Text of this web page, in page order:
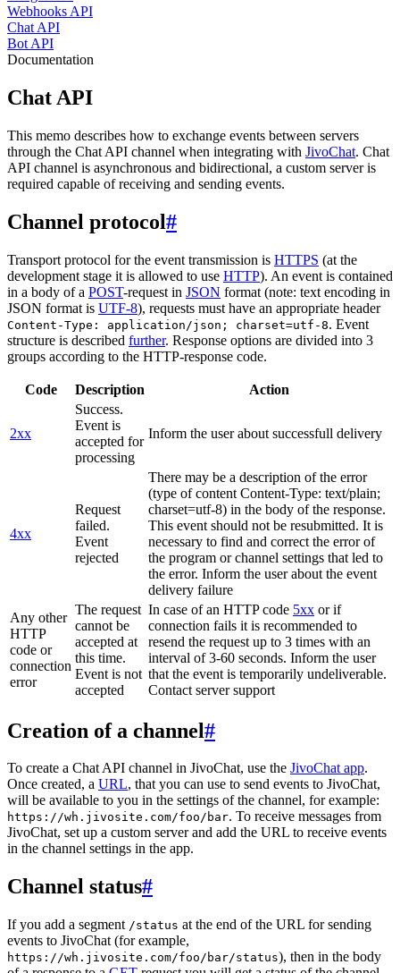
Webhooks API
Chat API
Bot API
Documentation
Chat API
This memo describes how to exchange events between servers
through the Chat API channel when integrating with JivoChat. Chat
API channel is asynchronous and bidirectional, a custom server is
required capable of receiving and sending events.
Channel protocol#
Transport protocol for the event transmission is HTTPS (at the
development stage it is allowed to use HTTP). An event is contained
in a body of a POST-request in JSON format (note: text encoding in
JSON format is UTF-8), requests must have an appropriate header
Content-Type: application/json; charset=utf-8. Event
structure is described further. Response options are divided into 3
groups according to the HTTP-response code.
Code Description Action
2xx
Success.
Event is
accepted for
processing
Inform the user about successfull delivery
4xx
Request
failed.
Event
rejected
There may be a description of the error
(type of content Content-Type: text/plain;
charset=utf-8) in the body of the response.
This event should not be resubmitted. It is
necessary to find and correct the error of
the program or channel settings that led to
the error. Inform the user about the event
delivery failure
Any other
HTTP
code or
connection
error
The request
cannot be
accepted at
this time.
Event is not
accepted
In case of an HTTP code 5xx or if
connection fails it is recommended to
resend the request up to 3 times with an
interval of 3-60 seconds. Inform the user
that the event is temporarily undeliverable.
Contact server support
Creation of a channel#
To create a Chat API channel in JivoChat, use the JivoChat app.
Once created, a URL, that you can use to send events to JivoChat,
will be available to you in the settings of the channel, for example:
https://wh.jivosite.com/foo/bar. To receive messages from
JivoChat, set up a custom server and add the URL to receive events
in the channel settings in the app.
Channel status#
If you add a segment /status at the end of the URL for sending
events to JivoChat (for example,
https://wh.jivosite.com/foo/bar/status), then in the body